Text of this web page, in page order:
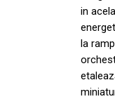
in
la